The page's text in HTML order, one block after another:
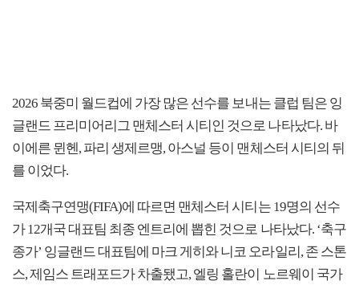
2026 북중미 월드컵에 가장 많은 선수를 보내는 클럽 팀은 잉
글랜드 프리미어리그 맨체스터 시티인 것으로 나타났다. 바
이에른 뮌헨, 파리 생제르맹, 아스널 등이 맨체스터 시티의 뒤
를 이었다.
국제축구연맹(FIFA)에 따르면 맨체스터 시티는 19명의 선수
가 12개국 대표팀 최종 엔트리에 뽑힌 것으로 나타났다. ‘축구
종가’ 잉글랜드 대표팀에 마크 게히와 니코 오라일리, 존 스톤
스, 제임스 트래포드가 차출됐고, 엘링 홀란이 노르웨이 국가